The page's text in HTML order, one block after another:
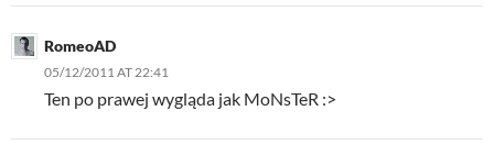
RomeoAD
05/12/2011 AT 22:41
Ten po prawej wygląda jak MoNsTeR :>